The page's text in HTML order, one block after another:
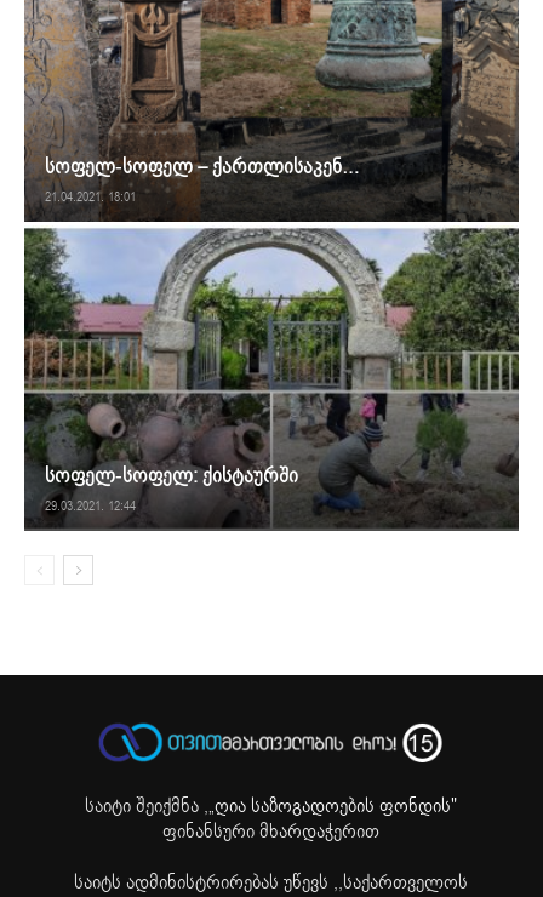
სოფელ-სოფელ – ქართლისაკენ…
21.04.2021. 18:01
სოფელ-სოფელ: ქისტაურში
29.03.2021. 12:44
საიტი შეიქმნა ,„ღია საზოგადოების ფონდის"
ფინანსური მხარდაჭერით
საიტს ადმინისტრირებას უწევს ,,საქართველოს